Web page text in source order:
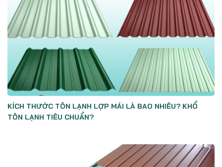
KÍCH THƯỚC TÔN LẠNH LỢP MÁI LÀ BAO NHIÊU? KHỔ
TÔN LẠNH TIÊU CHUẨN?